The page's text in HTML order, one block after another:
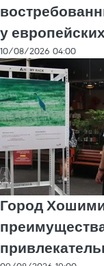
у
10/08/2026 04:00
Город